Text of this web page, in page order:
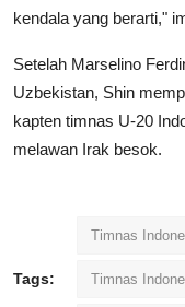
kendala yang berarti,"
Setelah Marselino
Uzbekistan, Shin
kapten timnas U-20
melawan Irak besok.
Tags:
Timnas
Timnas